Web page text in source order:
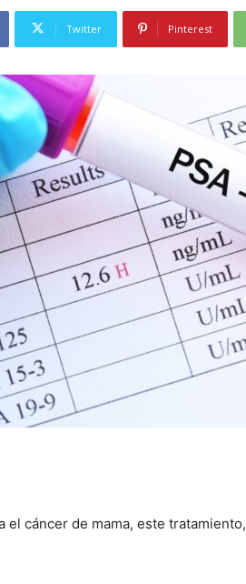
Twitter Pinterest
el cáncer de mama, este tratamiento,